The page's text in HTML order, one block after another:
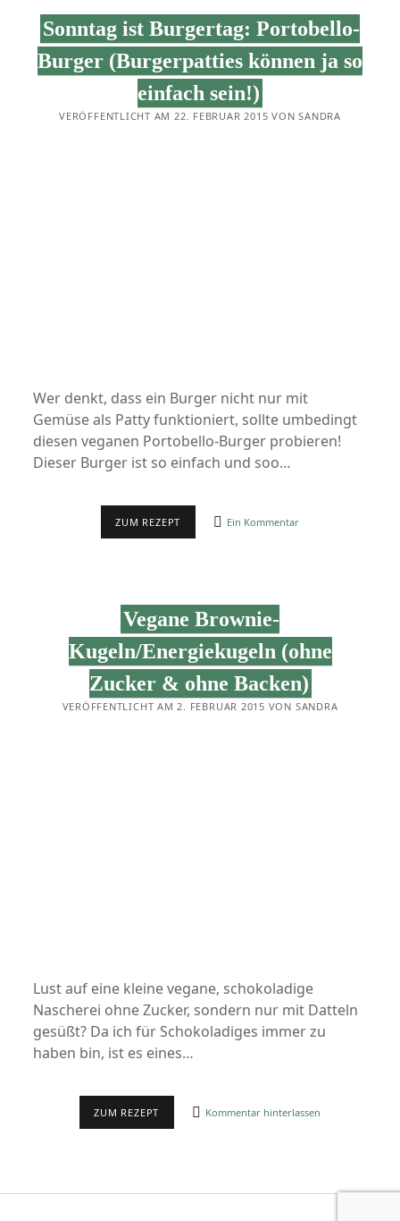
GRÜN
IST
MEIN
Sonntag ist Burgertag: Portobello-
Burger (Burgerpatties können ja so
einfach sein!)
VERÖFFENTLICHT AM 22. FEBRUAR 2015 VON SANDRA
Wer denkt, dass ein Burger nicht nur mit
Gemüse als Patty funktioniert, sollte umbedingt
diesen veganen Portobello-Burger probieren!
Dieser Burger ist so einfach und soo…
ZUM REZEPT SONNTAG
KÖNNEN
JA
SO
EINFACH
SEIN!)
Ein Kommentar
Vegane Brownie-
Kugeln/Energiekugeln (ohne
Zucker & ohne Backen)
VERÖFFENTLICHT AM 2. FEBRUAR 2015 VON SANDRA
Lust auf eine kleine vegane, schokoladige
Nascherei ohne Zucker, sondern nur mit Datteln
gesüßt? Da ich für Schokoladiges immer zu
haben bin, ist es eines…
ZUM REZEPT VEGANE
OHNE
Kommentar hinterlassen